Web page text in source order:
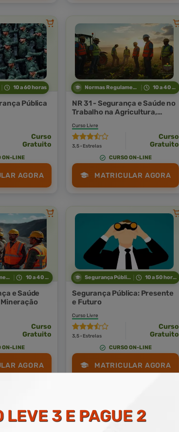
10 a 60 horas
Pública
Curso
Gratuito
ON-LINE
AGORA
Normas Regulamentadoras 10 a 40 horas
NR 31 - Segurança e Saúde no
Trabalho na Agricultura,
Exploração Florestal e
Aquicultura
Curso Livre
3,5 · Estrelas
Curso
Gratuito
CURSO ON-LINE
MATRICULAR AGORA
Normas Regulamentadoras 10 a 40 horas
e Saúde
Curso
Gratuito
ON-LINE
AGORA
Segurança Pública 10 a 50 horas
Segurança Pública: Presente
e Futuro
Curso Livre
3,5 · Estrelas
Curso
Gratuito
CURSO ON-LINE
MATRICULAR AGORA
LEVE 3 E PAGUE 2